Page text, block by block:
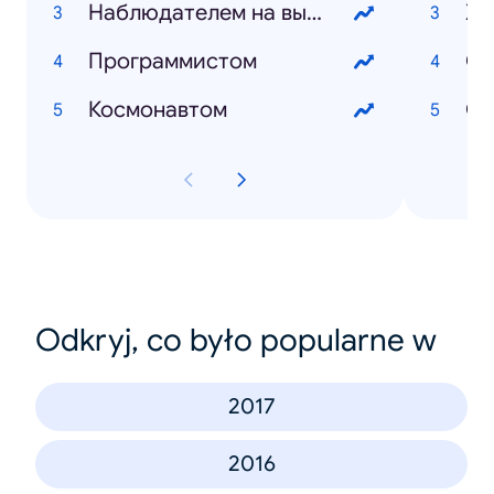
Наблюдателем на выборах
Программистом
Космонавтом
Odkryj, co było popularne w
2017
2016